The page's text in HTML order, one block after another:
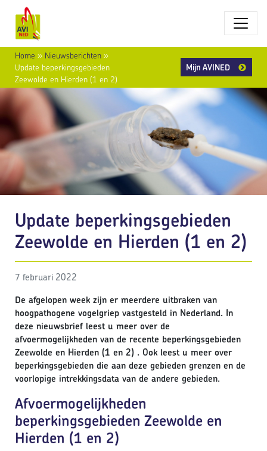
Home » Nieuwsberichten »
Update beperkingsgebieden
Zeewolde en Hierden (1 en 2)
Mijn AVINED
Update beperkingsgebieden
Zeewolde en Hierden (1 en 2)
7 februari 2022
De afgelopen week zijn er meerdere uitbraken van
hoogpathogene vogelgriep vastgesteld in Nederland. In
deze nieuwsbrief leest u meer over de
afvoermogelijkheden van de recente beperkingsgebieden
Zeewolde en Hierden (1 en 2) . Ook leest u meer over
beperkingsgebieden die aan deze gebieden grenzen en de
voorlopige intrekkingsdata van de andere gebieden.
Afvoermogelijkheden
beperkingsgebieden Zeewolde en
Hierden (1 en 2)